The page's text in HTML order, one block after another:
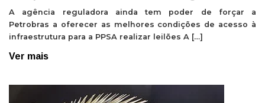
A agência reguladora ainda tem poder de forçar a
Petrobras a oferecer as melhores condições de acesso à
infraestrutura para a PPSA realizar leilões A […]
Ver mais